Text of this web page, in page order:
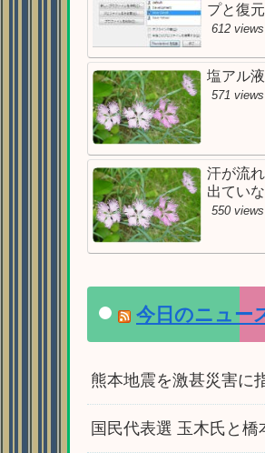
プと復元
612 views
塩アル
571 views
汗が流
出てい
550 views
今日のニュー
熊本地震を激甚災害に
国民代表選 玉木氏と橋